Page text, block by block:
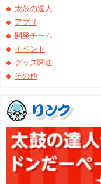
太鼓の達人
アプリ
開発チーム
イベント
グッズ関連
その他